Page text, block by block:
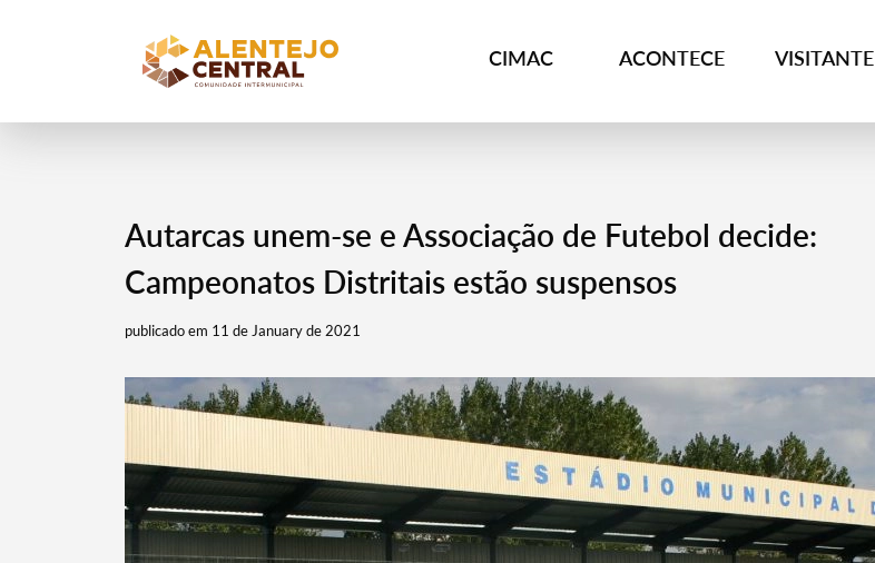
CIMAC ACONTECE VISITANTE
Termo de Pesquisa
Autarcas unem-se e Associação de Futebol decide:
Campeonatos Distritais estão suspensos
publicado em 11 de January de 2021